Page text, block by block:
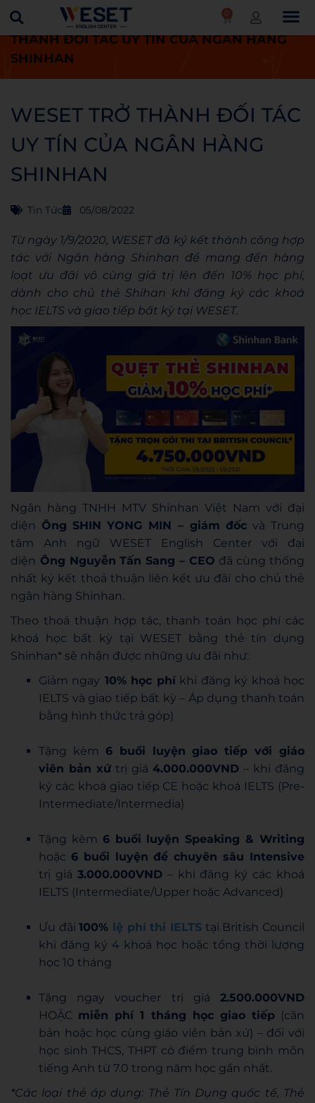
0
Trang chủ Tin tức
WESET TRỞ
THÀNH ĐỐI TÁC UY TÍN CỦA NGÂN HÀNG
SHINHAN
WESET TRỞ THÀNH ĐỐI TÁC
UY TÍN CỦA NGÂN HÀNG
SHINHAN
Tin Tức 05/08/2022
Từ ngày 1/9/2020, WESET đã ký kết thành công hợp
tác với Ngân hàng Shinhan để mang đến hàng
loạt ưu đãi vô cùng giá trị lên đến 10% học phí,
dành cho chủ thẻ Shihan khi đăng ký các khoá
học IELTS và giao tiếp bất kỳ tại WESET.
Ngân hàng TNHH MTV Shinhan Việt Nam với đại
diện Ông SHIN YONG MIN – giám đốc và Trung
tâm Anh ngữ WESET English Center với đại
diện Ông Nguyễn Tấn Sang – CEO đã cùng thống
nhất ký kết thoả thuận liên kết ưu đãi cho chủ thẻ
ngân hàng Shinhan.
Theo thoả thuận hợp tác, thanh toán học phí các
khoá học bất kỳ tại WESET bằng thẻ tín dụng
Shinhan* sẽ nhận được những ưu đãi như:
Giảm ngay 10% học phíkhi đăng ký khoá học
IELTS và giao tiếp bất kỳ – Áp dụng thanh toán
bằng hình thức trả góp)
Tặng kèm 6 buổi luyện giao tiếp với giáo
viên bản xứ trị giá 4.000.000VND – khi đăng
ký các khoá giao tiếp CE hoặc khoá IELTS (Pre-
Intermediate/Intermedia)
Tặng kèm 6 buổi luyện Speaking & Writing
hoặc 6 buổi luyện đề chuyên sâu Intensive
trị giá 3.000.000VND– khi đăng ký các khoá
IELTS (Intermediate/Upper hoặc Advanced)
Ưu đãi100% lệ phí thi IELTS tại British Council
khi đăng ký 4 khoá học hoặc tổng thời lượng
học 10 tháng
Tặng ngay voucher trị giá 2.500.000VND
HOẶC miễn phí 1 tháng học giao tiếp(căn
bản hoặc học cùng giáo viên bản xứ) – đối với
học sinh THCS, THPT có điểm trung bình môn
tiếng Anh từ 7.0 trong năm học gần nhất.
*Các loại thẻ áp dụng: Thẻ Tín Dụng quốc tế, Thẻ